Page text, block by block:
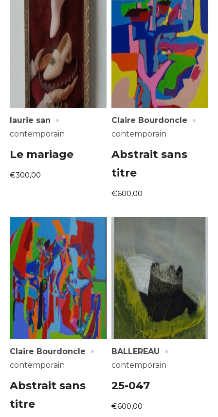
laurie san ·
contemporain
Le mariage
€300,00
Claire Bourdoncle ·
contemporain
Abstrait sans
titre
€600,00
Claire Bourdoncle ·
contemporain
Abstrait sans
titre
BALLEREAU ·
contemporain
25-047
€600,00